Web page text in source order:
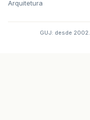
Arquitetura
GUJ: desde 2002.